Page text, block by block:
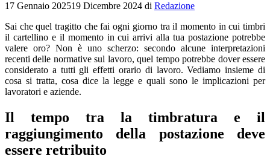
17 Gennaio 202519 Dicembre 2024 di Redazione
Sai che quel tragitto che fai ogni giorno tra il momento in cui timbri
il cartellino e il momento in cui arrivi alla tua postazione potrebbe
valere oro? Non è uno scherzo: secondo alcune interpretazioni
recenti delle normative sul lavoro, quel tempo potrebbe dover essere
considerato a tutti gli effetti orario di lavoro. Vediamo insieme di
cosa si tratta, cosa dice la legge e quali sono le implicazioni per
lavoratori e aziende.
Il tempo tra la timbratura e il
raggiungimento della postazione deve
essere retribuito